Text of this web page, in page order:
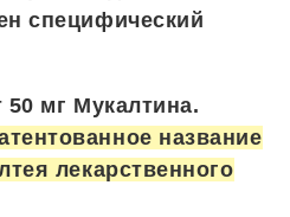
специфический
50 мг Мукалтина.
название
лекарственного